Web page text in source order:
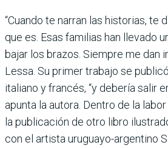
“Cuando te narran las historias, te
que es. Esas familias han llevado
bajar los brazos. Siempre me dan
Lessa. Su primer trabajo se
italiano y francés, “y debería salir
apunta la autora. Dentro de la
la publicación de otro libro
con el artista uruguayo-argentino